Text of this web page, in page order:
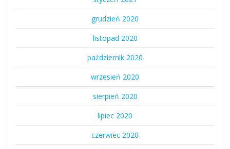
grudzień 2020
listopad 2020
październik 2020
wrzesień 2020
sierpień 2020
lipiec 2020
czerwiec 2020